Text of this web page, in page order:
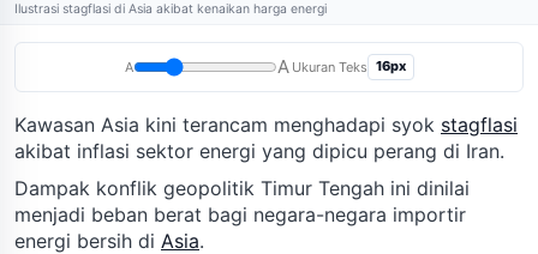
Ilustrasi stagflasi di Asia akibat kenaikan harga energi
A A Ukuran Teks 16px
Kawasan Asia kini terancam menghadapi syok stagflasi
akibat inflasi sektor energi yang dipicu perang di Iran.
Dampak konflik geopolitik Timur Tengah ini dinilai
menjadi beban berat bagi negara-negara importir
energi bersih di Asia.